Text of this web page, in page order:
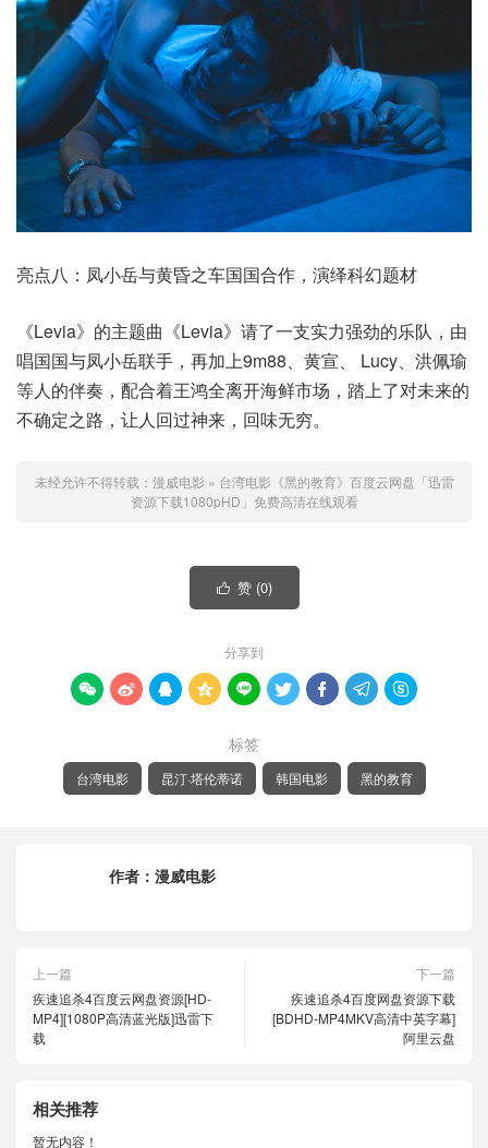
亮点八：凤小岳与黄昏之车国国合作，演绎科幻题材
《Levia》的主题曲《Levia》请了一支实力强劲的乐队，由
唱国国与凤小岳联手，再加上9m88、黄宣、 Lucy、洪佩瑜
等人的伴奏，配合着王鸿全离开海鲜市场，踏上了对未来的
不确定之路，让人回过神来，回味无穷。
未经允许不得转载： 漫威电影 » 台湾电影《黑的教育》百度云网盘「迅雷
资源下载1080pHD」免费高清在线观看
 赞 (0)
分享到
        
标签
台湾电影 昆汀·塔伦蒂诺 韩国电影 黑的教育
作者： 漫威电影
上一篇
疾速追杀4百度云网盘资源[HD-
MP4][1080P高清蓝光版]迅雷下
载
下一篇
疾速追杀4百度网盘资源下载
[BDHD-MP4MKV高清中英字幕]
阿里云盘
相关推荐
暂无内容！